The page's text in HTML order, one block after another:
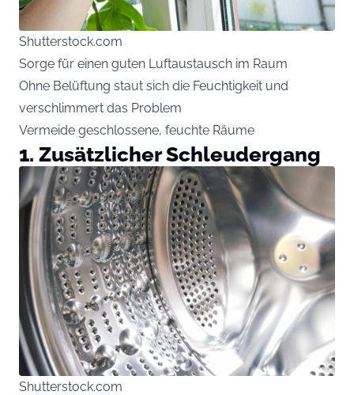
Shutterstock.com
Sorge für einen guten Luftaustausch im Raum
Ohne Belüftung staut sich die Feuchtigkeit und
verschlimmert das Problem
Vermeide geschlossene, feuchte Räume
1. Zusätzlicher Schleudergang
Shutterstock.com